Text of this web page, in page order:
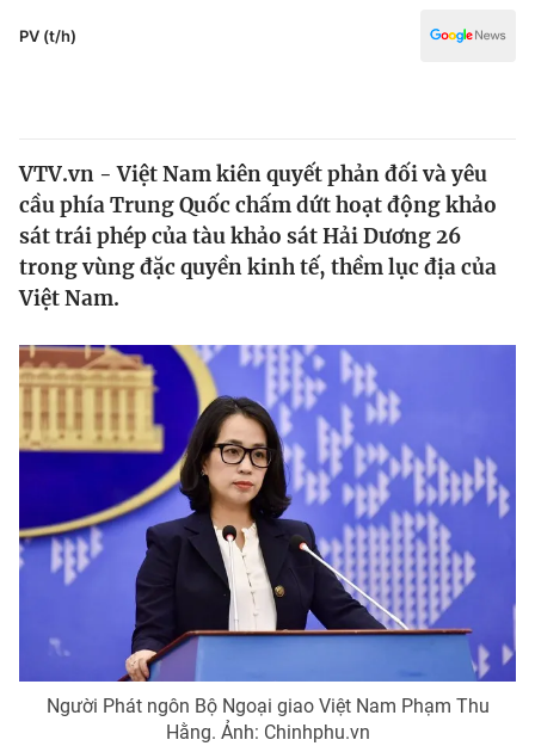
Pháp luật
Thế giới
Tin tức
Thế giới đó đây
Câu chuyện quốc tế
Kinh tế
Tài chính
Góc doanh nghiệp
Dữ liệu và đời sống
Truyền hình
Phim VTV
Nhân vật
Khán giả
Giải trí
Âm nhạc
Đời sống
Du lịch
Chất lượng cuộc sống
Giáo dục
Tuyển sinh
Học trực tuyến
Công nghệ
Hitech Công nghệ tương lai
Giao lưu trực tuyến
PV (t/h)
VTV.vn - Việt Nam kiên quyết phản đối và yêu
cầu phía Trung Quốc chấm dứt hoạt động khảo
sát trái phép của tàu khảo sát Hải Dương 26
trong vùng đặc quyền kinh tế, thềm lục địa của
Việt Nam.
Người Phát ngôn Bộ Ngoại giao Việt Nam Phạm Thu
Hằng. Ảnh: Chinhphu.vn